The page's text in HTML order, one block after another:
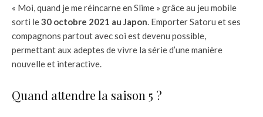
« Moi, quand je me réincarne en Slime » grâce au jeu mobile
sorti le30 octobre 2021 au Japon. Emporter Satoru et ses
compagnons partout avec soi est devenu possible,
permettant aux adeptes de vivre la série d’une manière
nouvelle et interactive.
Quand attendre la saison 5 ?